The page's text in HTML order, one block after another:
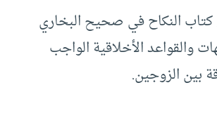
كتاب النكاح في صحيح البخاري
والقواعد الأخلاقية الواجب
بين الزوجين.